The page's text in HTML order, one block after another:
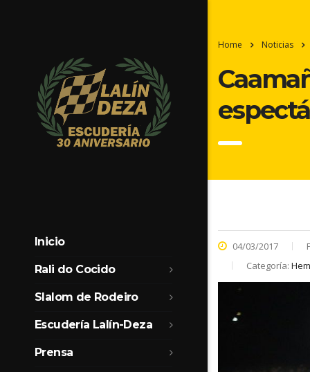
Inicio
Rali do Cocido
Slalom de Rodeiro
Escudería Lalín-Deza
Prensa
Home Noticias
04/03/2017
Categoría: